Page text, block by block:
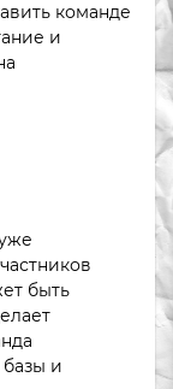
команде
и
быть
и